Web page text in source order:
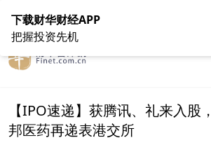
在线客服 关于我们
【IPO速递】获腾讯、礼来入股
邦医药再递表港交所
下载财华财经APP
把握投资先机